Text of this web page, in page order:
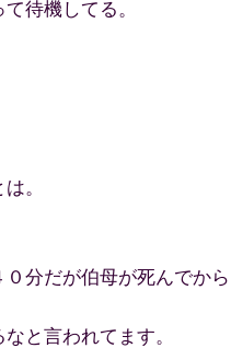
待機してる。
。
分だが伯母が死んでから
と言われてます。